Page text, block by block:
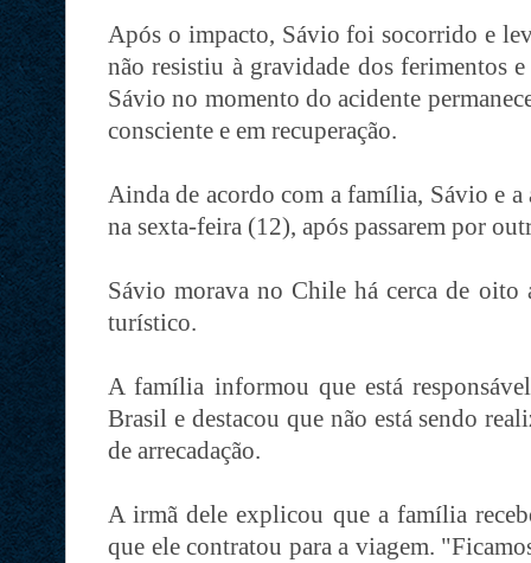
Após o impacto, Sávio foi socorrido e
não resistiu à gravidade dos ferimentos
Sávio no momento do acidente
consciente e em recuperação.
Ainda de acordo com a família, Sávio e a
na sexta-feira (12), após passarem por
Sávio morava no Chile há cerca de oito
turístico.
A família informou que está
Brasil e destacou que não está sendo
de arrecadação.
A irmã dele explicou que a família
que ele contratou para a viagem.